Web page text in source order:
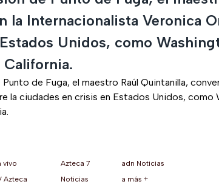
la Internacionalista Veronica
Unidos, como
de Fuga, el maestro Raúl Quintanilla,
la ciudades en crisis en Estados Unidos, como
vivo
Azteca
Azteca 7
Noticias
adn Noticias
a más +